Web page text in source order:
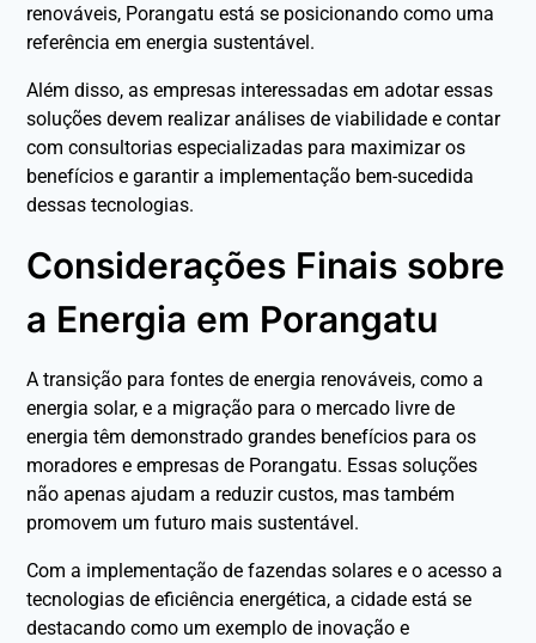
renováveis, Porangatu está se posicionando como uma
referência em energia sustentável.
Além disso, as empresas interessadas em adotar essas
soluções devem realizar análises de viabilidade e contar
com consultorias especializadas para maximizar os
benefícios e garantir a implementação bem-sucedida
dessas tecnologias.
Considerações Finais sobre
a Energia em Porangatu
A transição para fontes de energia renováveis, como a
energia solar, e a migração para o mercado livre de
energia têm demonstrado grandes benefícios para os
moradores e empresas de Porangatu. Essas soluções
não apenas ajudam a reduzir custos, mas também
promovem um futuro mais sustentável.
Com a implementação de fazendas solares e o acesso a
tecnologias de eficiência energética, a cidade está se
destacando como um exemplo de inovação e